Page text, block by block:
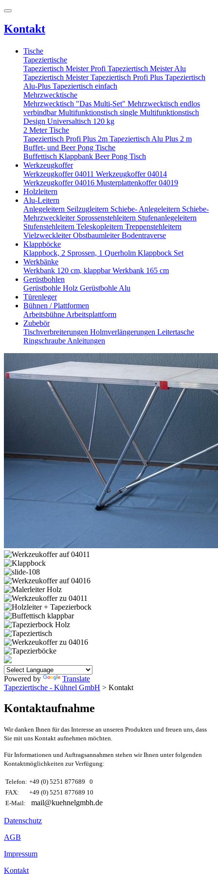
Kontakt
Tische
Tapeziertische
Tapeziertisch Meister Profi Tapeziertisch Meister Alu
Tapeziertisch MeisterTapeziertisch Profi Plus Tapeziertisch
Alu-Plus Tapeziertisch einfach
Mehrzwecktische
Mehrzwecktisch "Das Multi-Set" Mehrzwecktisch endlos
verbindbarMultifunktionstisch single Multifunktionstisch
Design Universaltisch 120 kg
2 Meter Tische
Tapeziertisch Profi Plus 2m Tapeziertisch Alu Plus 2 m
Buffet- und Beer Pong Tische
Buffettisch Klappbank Beer Pong Tisch
Werkzeugkoffer
Werkzeugkoffer 04011 Werkzeugkoffer 04014
Werkzeugkoffer 04016 Musterplattenkoffer 04019
Holzleitern
Alu-Leitern
Anlegeleitern Seilzugleitern Schiebe- Anlegeleitern Schiebe-
Mehrzweckleiter Sprossenstehleitern Stufenanlegeleitern
Stufenstehleitern Teleskopleitern Treppenstehleitern
VielzweckleiterObstbaumleiterBodentraverse
Klappböcke
Klappbock, 2 Sprossen, 1 Querholm Klappbock Set
Werkbänke
Werkbank 120 cm, klappbarWerkbank 165 cm
Gerüstbohlen
Gerüstbohle Holz Gerüstbohle Alu
Türenleger
Bühnen / Plattformen
Arbeitsbühne Arbeitsplattform
Zubebör
Tischverbreiterungen Holmverlängerungen Leitertasche
Ringschraube Anleitungen
Powered by
Translate
Tapeziertische - Kühnel GmbH > Kontakt
Kontaktaufnahme
Wir danken Ihnen für das Interesse an unseren Produkten und freuen uns, dass
Sie mit uns Kontakt aufnehmen möchten.
Für Informationen und Auftragsannahmen stehen wir Ihnen unter folgenden
Kontaktmöglichkeiten zur Verfügung:
Telefon: +49 (0) 5251 877689 0
FAX:
+49 (0) 5251 877689 10
E-Mail:
mail@kuehnelgmbh.de
Datenschutz
AGB
Impressum
Kontakt